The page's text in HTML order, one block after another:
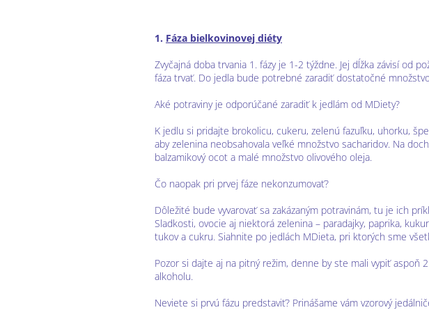
1. Fáza bielkovinovej diéty
Zvyčajná doba trvania 1. fázy je 1-2 týždne. Jej dĺžka závisí od
fáza trvať. Do jedla bude potrebné zaradiť dostatočné
Aké potraviny je odporúčané zaradiť k jedlám od MDiety?
K jedlu si pridajte brokolicu, cukeru, zelenú fazuľku, uhorku,
aby zelenina neobsahovala veľké množstvo sacharidov. Na
balzamikový ocot a malé množstvo olivového oleja.
Čo naopak pri prvej fáze nekonzumovať?
Dôležité bude vyvarovať sa zakázaným potravinám, tu je ich
Sladkosti, ovocie aj niektorá zelenina – paradajky, paprika,
tukov a cukru. Siahnite po jedlách MDieta, pri ktorých sme
Pozor si dajte aj na pitný režim, denne by ste mali vypiť aspoň
alkoholu.
Neviete si prvú fázu predstaviť? Prinášame vám vzorový